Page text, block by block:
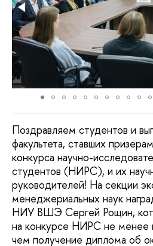
Поздравляем студентов и
факультета, ставших
конкурса научно-
студентов (НИРС), и их
руководителей! На секции
менеджериальных наук
НИУ ВШЭ Сергей Рощин,
на конкурсе НИРС не менее
чем получение диплома об